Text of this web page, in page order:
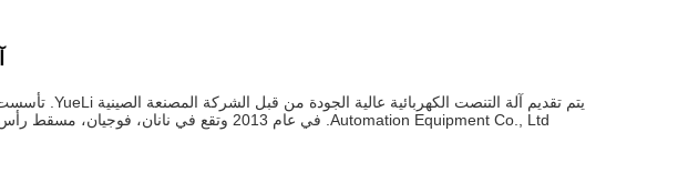
Automation Equipment Co., Ltd. في عام 2013 وتقع في نانان، فوجيان، مسقط رأس تسخين المياه في الصين.